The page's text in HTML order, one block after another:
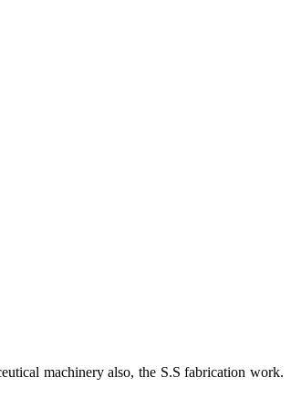
machinery also, the S.S fabrication work.